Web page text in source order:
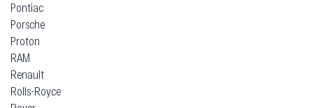
Pontiac
Porsche
Proton
RAM
Renault
Rolls-Royce